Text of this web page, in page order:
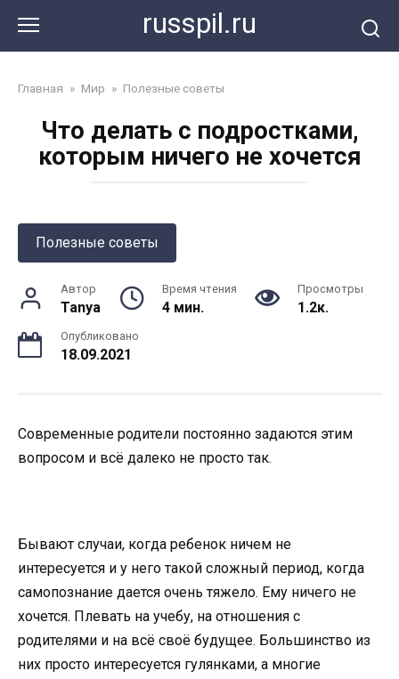
контенту
russpil.ru
Главная » Мир » Полезные советы
Что делать с подростками,
которым ничего не хочется
Полезные советы
Автор
Tanya
Время чтения
4 мин.
Просмотры
1.2к.
Опубликовано
18.09.2021
Современные родители постоянно задаются этим
вопросом и всё далеко не просто так.
Бывают случаи, когда ребенок ничем не
интересуется и у него такой сложный период, когда
самопознание дается очень тяжело. Ему ничего не
хочется. Плевать на учебу, на отношения с
родителями и на всё своё будущее. Большинство из
них просто интересуется гулянками, а многие